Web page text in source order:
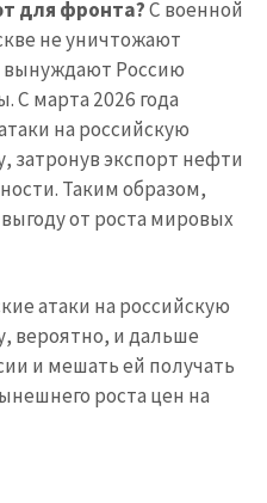
для фронта?С военной
не уничтожают
Россию
С марта 2026 года
на российскую
затронув экспорт нефти
Таким образом,
от роста мировых
атаки на российскую
вероятно, и дальше
и мешать ей получать
роста цен на